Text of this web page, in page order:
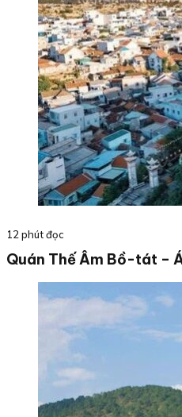
12 phút đọc
Quán Thế Âm Bồ-tát –